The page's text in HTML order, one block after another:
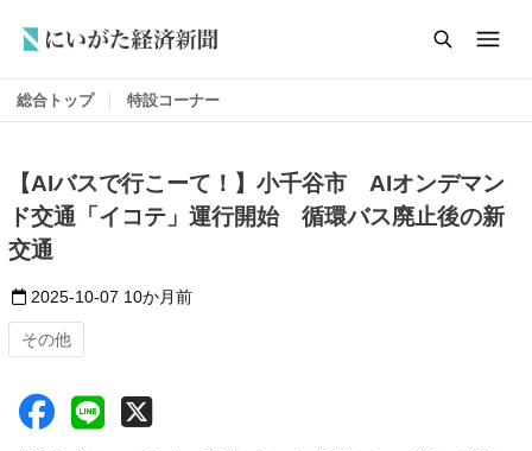
総合トップ 特設コーナー
【AIバスで行こーて！】小千谷市 AIオンデマン
ド交通「イコテ」運行開始 循環バス廃止後の新
交通
2025-10-07 10か月前
その他